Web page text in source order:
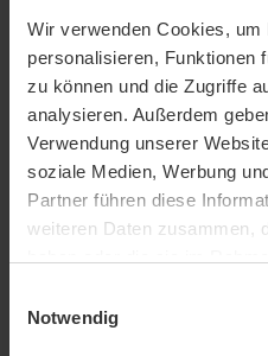
Wir verwenden Cookies, um
personalisieren, Funktionen
zu können und die Zugriffe
analysieren. Außerdem
Verwendung unserer
soziale Medien, Werbung
Partner führen diese
weiteren Daten zusammen,
Notwendig
bestehen zu 100% aus
weit wie möglich recycelten
Kunststoff. Sie haben eine
Abfällen und für die
Caudalie verwendet
Die patentierten Weinextrakte
Weinbergen wie Bordeaux,
von Caudalie verwendeten
Pflanzenöle wie Traubensaft,
Sie verwenden